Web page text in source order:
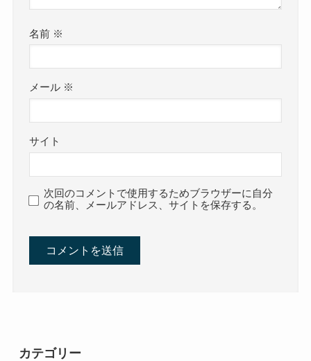
名前 ※
メール ※
サイト
次回のコメントで使用するためブラウザーに自分
の名前、メールアドレス、サイトを保存する。
カテゴリー